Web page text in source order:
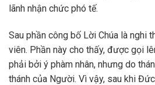
lãnh nhận chức phó tế.
Sau phần công bố Lời Chúa là nghi
viên. Phần này cho thấy, được gọi
phải bởi ý phàm nhân, nhưng do
thánh của Người. Vì vậy, sau khi